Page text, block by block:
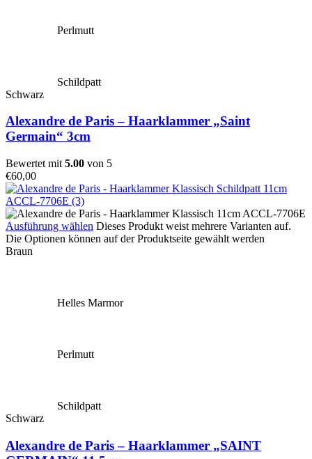
Perlmutt
Schildpatt
Schwarz
Alexandre de Paris – Haarklammer „Saint
Germain“ 3cm
Bewertet mit 5.00 von 5
€60,00
Ausführung wählen Dieses Produkt weist mehrere Varianten auf.
Die Optionen können auf der Produktseite gewählt werden
Braun
Helles Marmor
Perlmutt
Schildpatt
Schwarz
Alexandre de Paris – Haarklammer „SAINT